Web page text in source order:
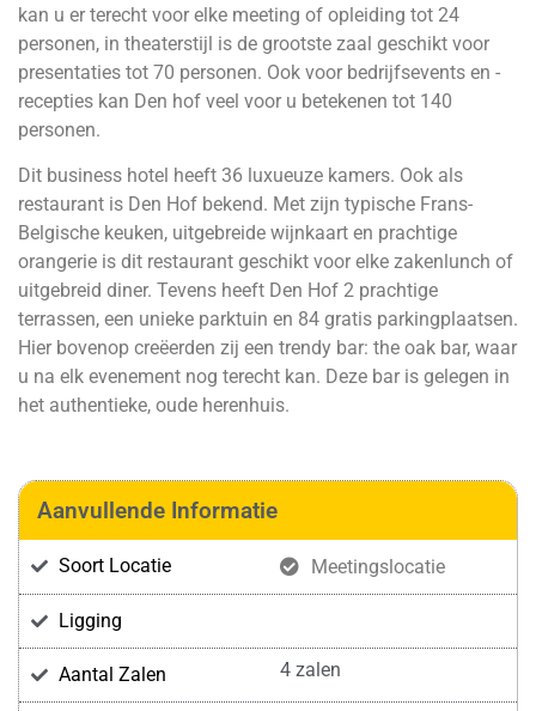
kan u er terecht voor elke meeting of opleiding tot 24
personen, in theaterstijl is de grootste zaal geschikt voor
presentaties tot 70 personen. Ook voor bedrijfsevents en -
recepties kan Den hof veel voor u betekenen tot 140
personen.
Dit business hotel heeft 36 luxueuze kamers. Ook als
restaurant is Den Hof bekend. Met zijn typische Frans-
Belgische keuken, uitgebreide wijnkaart en prachtige
orangerie is dit restaurant geschikt voor elke zakenlunch of
uitgebreid diner. Tevens heeft Den Hof 2 prachtige
terrassen, een unieke parktuin en 84 gratis parkingplaatsen.
Hier bovenop creëerden zij een trendy bar: the oak bar, waar
u na elk evenement nog terecht kan. Deze bar is gelegen in
het authentieke, oude herenhuis.
Aanvullende Informatie
Soort Locatie Meetingslocatie
Ligging
Aantal Zalen 4 zalen